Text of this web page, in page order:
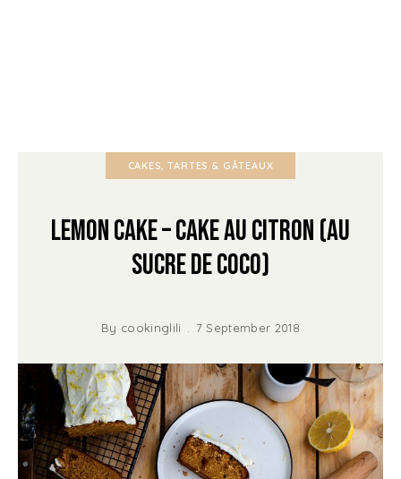
CAKES, TARTES & GÂTEAUX
Lemon cake – Cake au citron (au
sucre de coco)
By cookinglili 7 September 2018